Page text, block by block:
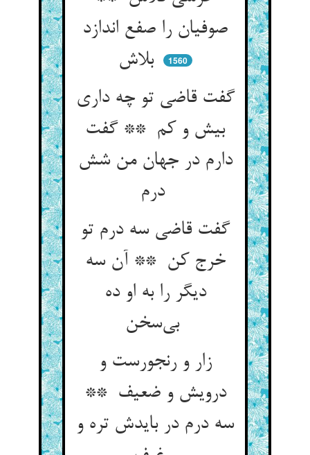
صوفیان را صفع اندازد
بلاش
1560
گفت قاضی تو چه داری
بیش و کم ** گفت
دارم در جهان من شش
درم
گفت قاضی سه درم تو
خرج کن ** آن سه
دیگر را به او ده
بی‌سخن
زار و رنجورست و
درویش و ضعیف **
سه درم در بایدش تره و